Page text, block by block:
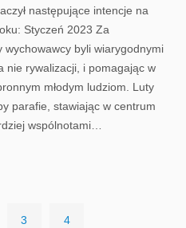
następujące intencje na
Styczeń 2023 Za
byli wiarygodnymi
nie rywalizacji, i pomagając w
młodym ludziom. Luty
parafie, stawiając w centrum
wspólnotami…
3 4